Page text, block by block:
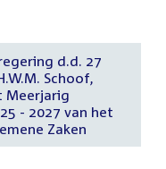
d.d. 27
Schoof,
Meerjarig
- 2027 van het
Zaken